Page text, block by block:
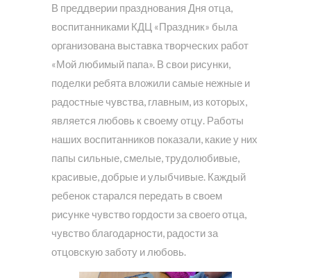
В преддверии празднования Дня отца,
воспитанниками КДЦ «Праздник» была
организована выставка творческих работ
«Мой любимый папа». В свои рисунки,
поделки ребята вложили самые нежные и
радостные чувства, главным, из которых,
является любовь к своему отцу. Работы
наших воспитанников показали, какие у них
папы сильные, смелые, трудолюбивые,
красивые, добрые и улыбчивые. Каждый
ребенок старался передать в своем
рисунке чувство гордости за своего отца,
чувство благодарности, радости за
отцовскую заботу и любовь.